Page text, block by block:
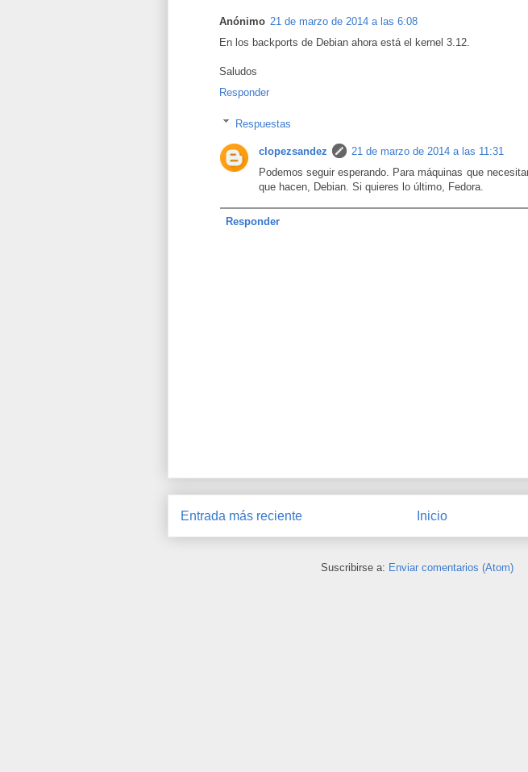
Anónimo 21 de marzo de 2014 a las 6:08
En los backports de Debian ahora está el kernel 3.12.
Saludos
Responder
Respuestas
clopezsandez
21 de marzo de 2014 a las 11:31
Podemos seguir esperando. Para máquinas que
que hacen, Debian. Si quieres lo último, Fedora.
Responder
Entrada más reciente Inicio
Suscribirse a: Enviar comentarios (Atom)